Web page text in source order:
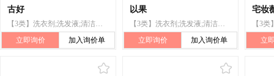
古好
【3类】洗衣剂;洗发液;清洁制剂;抛光制剂;香精油;牙膏;香皂;动物用化妆品;空气芳香剂
立即询价
加入询价单
以果
【3类】洗衣剂;洗发液;清洁制剂;抛光制剂;化妆品;牙膏;香皂;动物用化妆品;空气芳香剂
立即询价
加入询价单
宅妆
立